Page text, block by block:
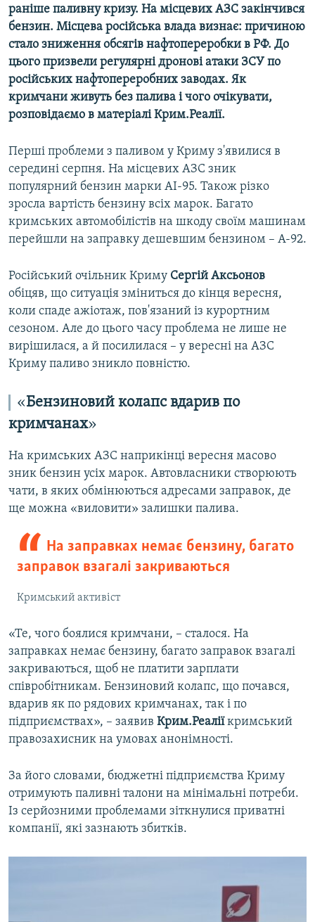
раніше паливну кризу. На місцевих АЗС закінчився
бензин. Місцева російська влада визнає: причиною
стало зниження обсягів нафтопереробки в РФ. До
цього призвели регулярні дронові атаки ЗСУ по
російських нафтопереробних заводах. Як
кримчани живуть без палива і чого очікувати,
розповідаємо в матеріалі Крим.Реалії.
Перші проблеми з паливом у Криму з'явилися в
середині серпня. На місцевих АЗС зник
популярний бензин марки АІ-95. Також різко
зросла вартість бензину всіх марок. Багато
кримських автомобілістів на шкоду своїм машинам
перейшли на заправку дешевшим бензином – А-92.
Російський очільник Криму Сергій Аксьонов
обіцяв, що ситуація зміниться до кінця вересня,
коли спаде ажіотаж, пов'язаний із курортним
сезоном. Але до цього часу проблема не лише не
вирішилася, а й посилилася – у вересні на АЗС
Криму паливо зникло повністю.
«Бензиновий колапс вдарив по
кримчанах»
На кримських АЗС наприкінці вересня масово
зник бензин усіх марок. Автовласники створюють
чати, в яких обмінюються адресами заправок, де
ще можна «виловити» залишки палива.
На заправках немає бензину, багато
заправок взагалі закриваються
Кримський активіст
«Те, чого боялися кримчани, – сталося. На
заправках немає бензину, багато заправок взагалі
закриваються, щоб не платити зарплати
співробітникам. Бензиновий колапс, що почався,
вдарив як по рядових кримчанах, так і по
підприємствах», – заявив Крим.Реаліїкримський
правозахисник на умовах анонімності.
За його словами, бюджетні підприємства Криму
отримують паливні талони на мінімальні потреби.
Із серйозними проблемами зіткнулися приватні
компанії, які зазнають збитків.